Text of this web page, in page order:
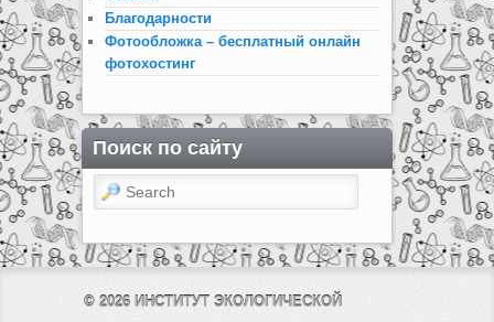
Благодарности
Фотообложка – бесплатный онлайн
фотохостинг
Поиск по сайту
Search
© 2026 ИНСТИТУТ ЭКОЛОГИЧЕСКОЙ